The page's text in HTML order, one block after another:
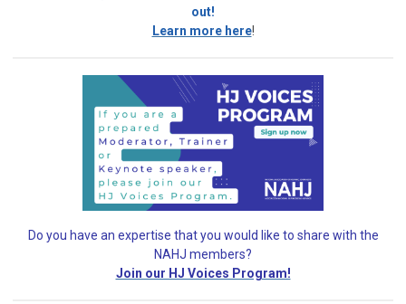
out!
Learn more here!
Do you have an expertise that you would like to share with the
NAHJ members?
Join our HJ Voices Program!